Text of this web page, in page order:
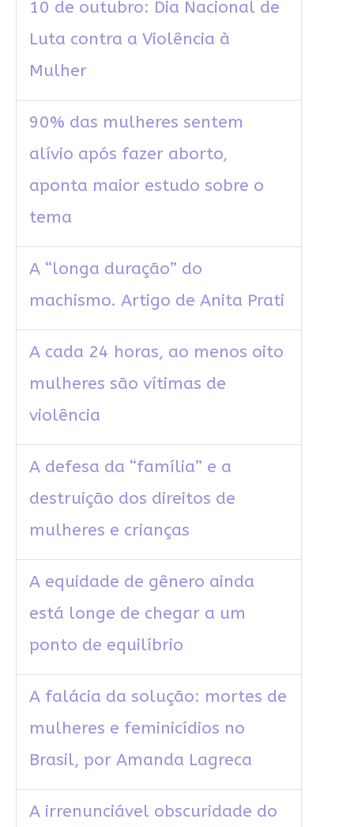
10 de outubro: Dia Nacional de
Luta contra a Violência à
Mulher
90% das mulheres sentem
alívio após fazer aborto,
aponta maior estudo sobre o
tema
A “longa duração” do
machismo. Artigo de Anita Prati
A cada 24 horas, ao menos oito
mulheres são vítimas de
violência
A defesa da “família” e a
destruição dos direitos de
mulheres e crianças
A equidade de gênero ainda
está longe de chegar a um
ponto de equilíbrio
A falácia da solução: mortes de
mulheres e feminicídios no
Brasil, por Amanda Lagreca
A irrenunciável obscuridade do